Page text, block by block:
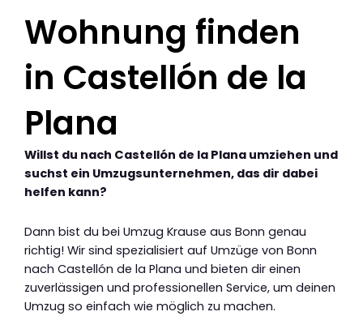
Wohnung finden
in Castellón de la
Plana
Willst du nach Castellón de la Plana umziehen und
suchst ein Umzugsunternehmen, das dir dabei
helfen kann?
Dann bist du bei Umzug Krause aus Bonn genau
richtig! Wir sind spezialisiert auf Umzüge von Bonn
nach Castellón de la Plana und bieten dir einen
zuverlässigen und professionellen Service, um deinen
Umzug so einfach wie möglich zu machen.